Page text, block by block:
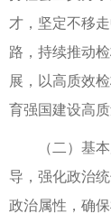
才，坚定不移
路，持续推动
展，以高质效
育强国建设高质
（二）基
导，强化政治
政治属性，确